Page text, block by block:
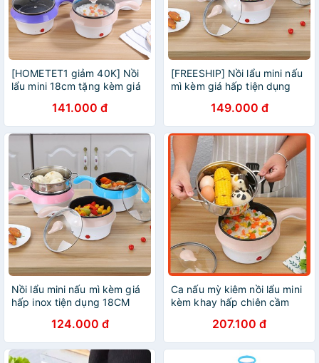
[HOMETET1 giảm 40K] Nồi
lẩu mini 18cm tặng kèm giá
141.000 đ
[FREESHIP] Nồi lẩu mini nấu
mì kèm giá hấp tiện dụng
149.000 đ
Nồi lẩu mini nấu mì kèm giá
hấp inox tiện dụng 18CM
124.000 đ
Ca nấu mỳ kiêm nồi lẩu mini
kèm khay hấp chiên cầm
207.100 đ